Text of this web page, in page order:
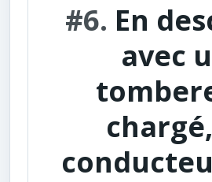
#6. En
avec